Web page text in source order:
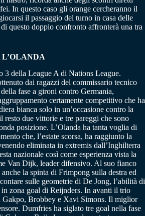
In questo caso gli orange cercheranno il
il passaggio del turno in casa delle
questo doppio confronto affronterà una tra
L’OLANDA
3 della League A di Nations League.
dai ragazzi del commissario tecnico
fase a gironi contro Germania,
certamente competitivo che ha
bianca solo in un’occasione contro la
resto due vittorie e tre pareggi che sono
posizione. L’Olanda ha tanta voglia di
che, l’estate scorsa, ha raggiunto la
eliminata in extremis dall’Inghilterra
nazionale così come esperienza vista la
Van Dijk, leader difensivo. Al suo fianco
la spinta di Frimpong sulla destra ed
sulle geometrie di De Jong, l’abilità di
zona goal di Reijnders. In avanti il trio
Gakpo, Brobbey e Xavi Simons. Il miglior
Dumfries ha siglato tre goal nella fase